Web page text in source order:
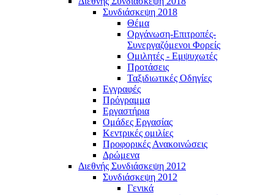
Συνδιάσκεψη 2018
Θέμα
Οργάνωση-Επιτροπές-
Συνεργαζόμενοι Φορείς
Ομιλητές - Εμψυχωτές
Προτάσεις
Ταξιδιωτικές Οδηγίες
Εγγραφές
Πρόγραμμα
Εργαστήρια
Ομάδες Εργασίας
Κεντρικές ομιλίες
Προφορικές Ανακοινώσεις
Δρώμενα
Διεθνής Συνδιάσκεψη 2012
Συνδιάσκεψη 2012
Γενικά